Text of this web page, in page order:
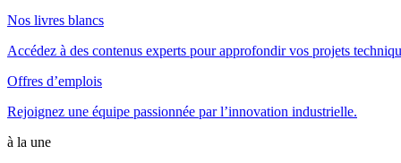
Nos livres blancs
Accédez à des contenus experts pour approfondir vos projets
Offres d’emplois
Rejoignez une équipe passionnée par l’innovation industrielle.
à la une